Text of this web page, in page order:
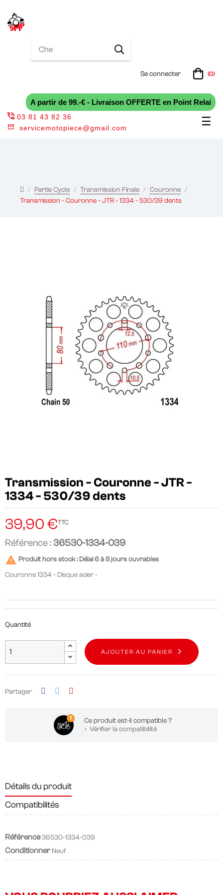
Se connecter (0)
A partir de 99.-€ - Livraison OFFERTE en Point Relai
☰
03 81 43 82 36
servicemotopiece@gmail.com
Partie Cycle Transmission Finale
Couronne
Transmission - Couronne - JTR - 1334 - 530/39 dents
Transmission - Couronne - JTR -
1334 - 530/39 dents
39,90 €TTC
Référence :36530-1334-039
 Produit hors stock : Délai 6 à 8 jours ouvrables
Couronne 1334 - Disque acier -
Quantité
AJOUTER AU PANIER
Partager
Ce produit est-il compatible ?
Vérifier la compatibilité
Détails du produit
Compatibilités
Référence36530-1334-039
Conditionner Neuf